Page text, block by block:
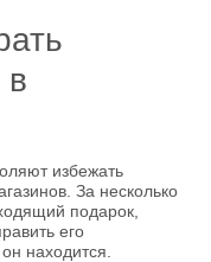
в
избежать
За несколько
подарок,
его
находится.